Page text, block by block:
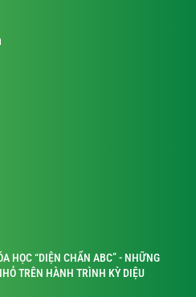
HỌC “DIỆN CHẨN ABC” - NHỮNG
TRÊN HÀNH TRÌNH KỲ DIỆU